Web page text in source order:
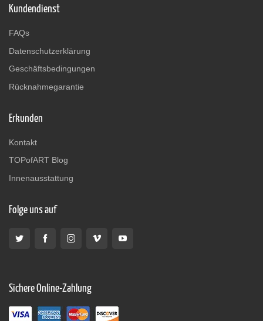
Kundendienst
FAQs
Datenschutzerklärung
Geschäftsbedingungen
Rücknahmegarantie
Erkunden
Kontakt
TOPofART Blog
Innenausstattung
Folge uns auf
Sichere Online-Zahlung